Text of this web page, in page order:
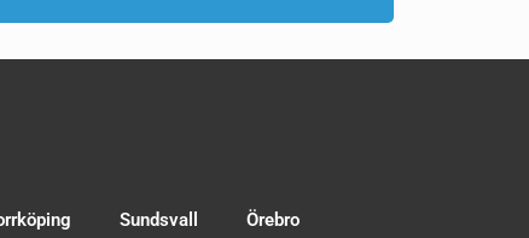
Sundsvall Örebro